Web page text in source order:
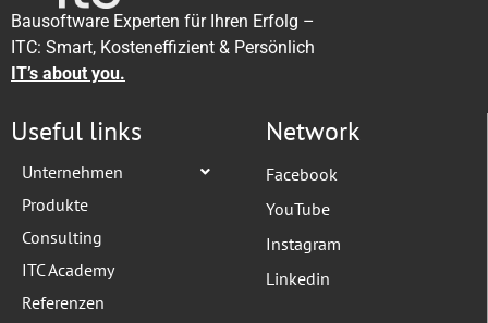
Bausoftware Experten für Ihren Erfolg –
ITC: Smart, Kosteneffizient & Persönlich
IT’s about you.
Useful links
Unternehmen
Produkte
Consulting
ITC Academy
Referenzen
Network
Facebook
YouTube
Instagram
Linkedin